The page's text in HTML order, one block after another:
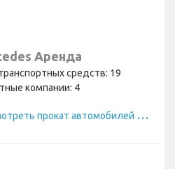
Аренда
средств: 19
компании: 4
П
росмотреть прокат автомобилей Mercedes